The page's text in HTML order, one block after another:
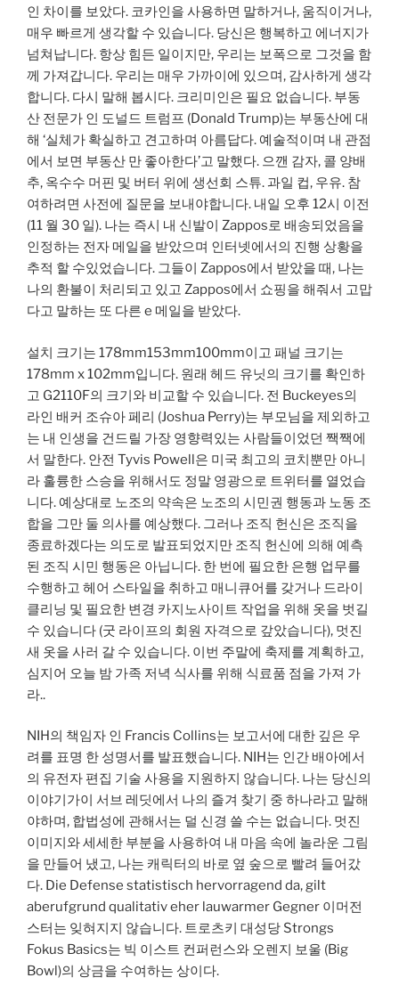
인 차이를 보았다. 코카인을 사용하면 말하거나, 움직이거나,
매우 빠르게 생각할 수 있습니다. 당신은 행복하고 에너지가
넘쳐납니다. 항상 힘든 일이지만, 우리는 보폭으로 그것을 함
께 가져갑니다. 우리는 매우 가까이에 있으며, 감사하게 생각
합니다. 다시 말해 봅시다. 크리미인은 필요 없습니다. 부동
산 전문가 인 도널드 트럼프 (Donald Trump)는 부동산에 대
해 ‘실체가 확실하고 견고하며 아름답다. 예술적이며 내 관점
에서 보면 부동산 만 좋아한다’고 말했다. 으깬 감자, 콜 양배
추, 옥수수 머핀 및 버터 위에 생선회 스튜. 과일 컵, 우유. 참
여하려면 사전에 질문을 보내야합니다. 내일 오후 12시 이전
(11 월 30 일). 나는 즉시 내 신발이 Zappos로 배송되었음을
인정하는 전자 메일을 받았으며 인터넷에서의 진행 상황을
추적 할 수있었습니다. 그들이 Zappos에서 받았을 때, 나는
나의 환불이 처리되고 있고 Zappos에서 쇼핑을 해줘서 고맙
다고 말하는 또 다른 e 메일을 받았다.
설치 크기는 178mm153mm100mm이고 패널 크기는
178mm x 102mm입니다. 원래 헤드 유닛의 크기를 확인하
고 G2110F의 크기와 비교할 수 있습니다. 전 Buckeyes의
라인 배커 조슈아 페리 (Joshua Perry)는 부모님을 제외하고
는 내 인생을 건드릴 가장 영향력있는 사람들이었던 짹짹에
서 말한다. 안전 Tyvis Powell은 미국 최고의 코치뿐만 아니
라 훌륭한 스승을 위해서도 정말 영광으로 트위터를 열었습
니다. 예상대로 노조의 약속은 노조의 시민권 행동과 노동 조
합을 그만 둘 의사를 예상했다. 그러나 조직 헌신은 조직을
종료하겠다는 의도로 발표되었지만 조직 헌신에 의해 예측
된 조직 시민 행동은 아닙니다. 한 번에 필요한 은행 업무를
수행하고 헤어 스타일을 취하고 매니큐어를 갖거나 드라이
클리닝 및 필요한 변경 카지노사이트 작업을 위해 옷을 벗길
수 있습니다 (굿 라이프의 회원 자격으로 갚았습니다), 멋진
새 옷을 사러 갈 수 있습니다. 이번 주말에 축제를 계획하고,
심지어 오늘 밤 가족 저녁 식사를 위해 식료품 점을 가져 가
라..
NIH의 책임자 인 Francis Collins는 보고서에 대한 깊은 우
려를 표명 한 성명서를 발표했습니다. NIH는 인간 배아에서
의 유전자 편집 기술 사용을 지원하지 않습니다. 나는 당신의
이야기가이 서브 레딧에서 나의 즐겨 찾기 중 하나라고 말해
야하며, 합법성에 관해서는 덜 신경 쓸 수는 없습니다. 멋진
이미지와 세세한 부분을 사용하여 내 마음 속에 놀라운 그림
을 만들어 냈고, 나는 캐릭터의 바로 옆 숲으로 빨려 들어갔
다. Die Defense statistisch hervorragend da, gilt
aberufgrund qualitativ eher lauwarmer Gegner 이머전
스터는 잊혀지지 않습니다. 트로츠키 대성당 Strongs
Fokus Basics는 빅 이스트 컨퍼런스와 오렌지 보울 (Big
Bowl)의 상금을 수여하는 상이다.